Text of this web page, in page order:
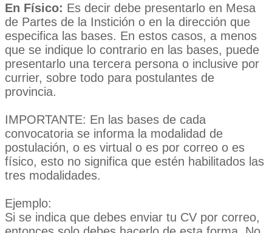
En Físico: Es decir debe presentarlo en Mesa
de Partes de la Instición o en la dirección que
especifica las bases. En estos casos, a menos
que se indique lo contrario en las bases, puede
presentarlo una tercera persona o inclusive por
currier, sobre todo para postulantes de
provincia.
IMPORTANTE: En las bases de cada
convocatoria se informa la modalidad de
postulación, o es virtual o es por correo o es
físico, esto no significa que estén habilitados las
tres modalidades.
Ejemplo:
Si se indica que debes enviar tu CV por correo,